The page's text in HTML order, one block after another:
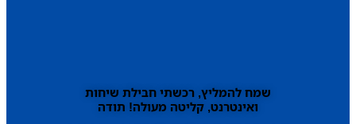
שמח להמליץ, רכשתי חבילת שיחות
ואינטרנט, קליטה מעולה! תודה